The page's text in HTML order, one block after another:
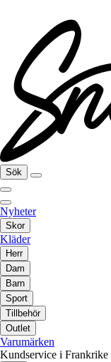
Sök
Nyheter
Skor
Kläder
Herr
Dam
Barn
Sport
Tillbehör
Outlet
Varumärken
Kundservice i Frankrike